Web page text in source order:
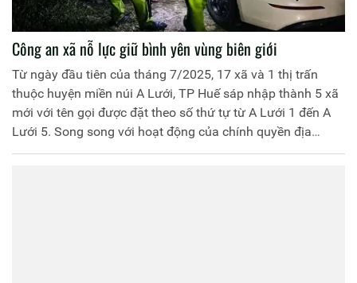
Công an xã nỗ lực giữ bình yên vùng biên giới
Từ ngày đầu tiên của tháng 7/2025, 17 xã và 1 thị trấn
thuộc huyện miền núi A Lưới, TP Huế sáp nhập thành 5 xã
mới với tên gọi được đặt theo số thứ tự từ A Lưới 1 đến A
Lưới 5. Song song với hoạt động của chính quyền địa
phương 2 cấp, những ngày qua, Công an các xã A Lưới đã